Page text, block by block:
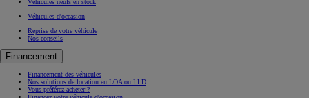
Véhicules d'occasion
Reprise de votre véhicule
Nos conseils
Financement
Financement des véhicules
Nos solutions de location en LOA ou LLD
Vous préférez acheter ?